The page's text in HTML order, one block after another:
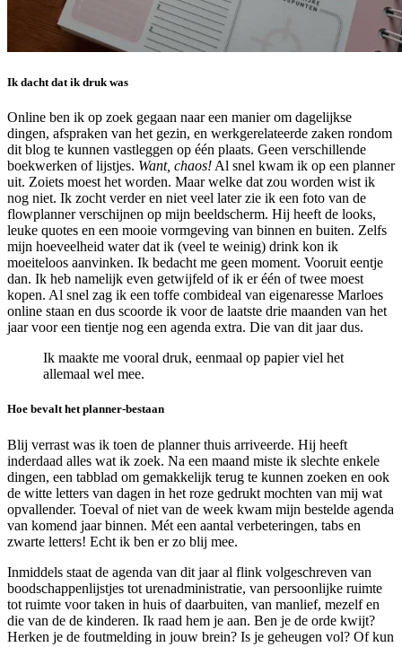
Ik dacht dat ik druk was
Online ben ik op zoek gegaan naar een manier om dagelijkse
dingen, afspraken van het gezin, en werkgerelateerde zaken rondom
dit blog te kunnen vastleggen op één plaats. Geen verschillende
boekwerken of lijstjes. Want, chaos! Al snel kwam ik op een planner
uit. Zoiets moest het worden. Maar welke dat zou worden wist ik
nog niet. Ik zocht verder en niet veel later zie ik een foto van de
flowplanner verschijnen op mijn beeldscherm. Hij heeft de looks,
leuke quotes en een mooie vormgeving van binnen en buiten. Zelfs
mijn hoeveelheid water dat ik (veel te weinig) drink kon ik
moeiteloos aanvinken. Ik bedacht me geen moment. Vooruit eentje
dan. Ik heb namelijk even getwijfeld of ik er één of twee moest
kopen. Al snel zag ik een toffe combideal van eigenaresse Marloes
online staan en dus scoorde ik voor de laatste drie maanden van het
jaar voor een tientje nog een agenda extra. Die van dit jaar dus.
Ik maakte me vooral druk, eenmaal op papier viel het
allemaal wel mee.
Hoe bevalt het planner-bestaan
Blij verrast was ik toen de planner thuis arriveerde. Hij heeft
inderdaad alles wat ik zoek. Na een maand miste ik slechte enkele
dingen, een tabblad om gemakkelijk terug te kunnen zoeken en ook
de witte letters van dagen in het roze gedrukt mochten van mij wat
opvallender. Toeval of niet van de week kwam mijn bestelde agenda
van komend jaar binnen. Mét een aantal verbeteringen, tabs en
zwarte letters! Echt ik ben er zo blij mee.
Inmiddels staat de agenda van dit jaar al flink volgeschreven van
boodschappenlijstjes tot urenadministratie, van persoonlijke ruimte
tot ruimte voor taken in huis of daarbuiten, van manlief, mezelf en
die van de de kinderen. Ik raad hem je aan. Ben je de orde kwijt?
Herken je de foutmelding in jouw brein? Is je geheugen vol? Of kun